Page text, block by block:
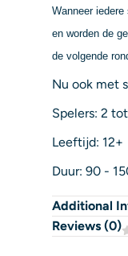
Wanneer
en worden de
de volgende
Nu ook met
Spelers: 2
Leeftijd: 12+
Duur: 90 -
Additional
Reviews (0)